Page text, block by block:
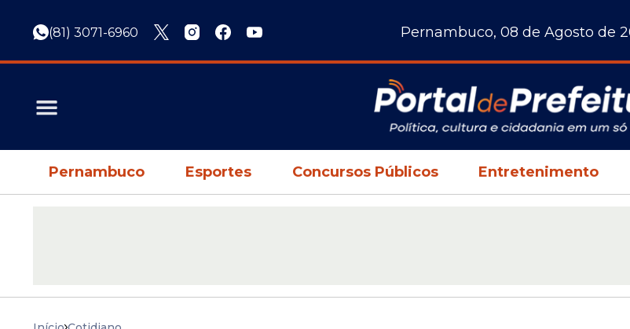
(81) 3071-6960 Pernambuco, 08 de Agosto de
Pernambuco Esportes Concursos Públicos Entretenimento